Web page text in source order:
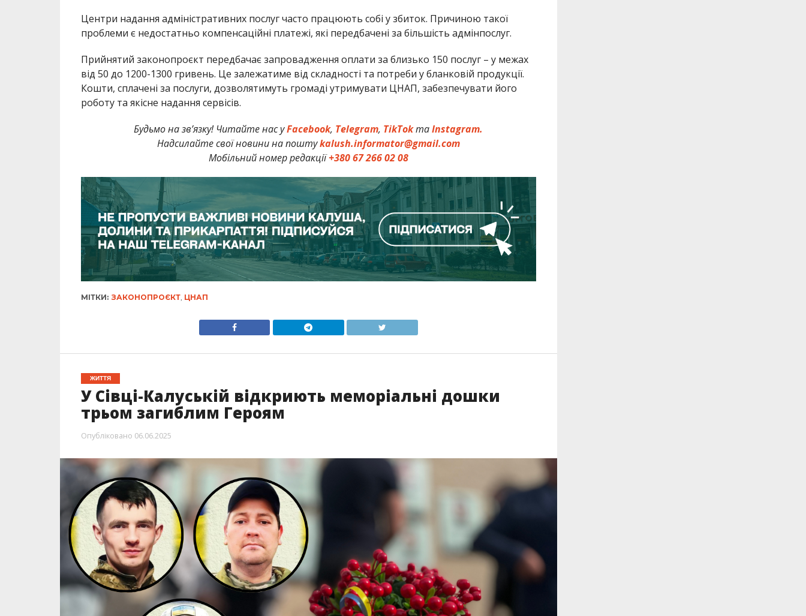
Центри надання адміністративних послуг часто працюють собі у збиток. Причиною такої
проблеми є недостатньо компенсаційні платежі, які передбачені за більшість адмінпослуг.
Прийнятий законопроєкт передбачає запровадження оплати за близько 150 послуг – у межах
від 50 до 1200-1300 гривень. Це залежатиме від складності та потреби у бланковій продукції.
Кошти, сплачені за послуги, дозволятимуть громаді утримувати ЦНАП, забезпечувати його
роботу та якісне надання сервісів.
Будьмо на зв’язку! Читайте нас уFacebook, Telegram, TikTokтаInstagram.
Надсилайте свої новини на поштуkalush.informator@gmail.com
Мобільний номер редакції+380 67 266 02 08
МІТКИ: ЗАКОНОПРОЄКТ, ЦНАП
ЖИТТЯ
У Сівці-Калуській відкриють меморіальні дошки
трьом загиблим Героям
Опубліковано 06.06.2025